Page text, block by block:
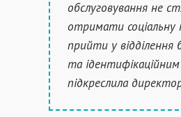
обслуговування не
отримати
прийти у
та
підкреслила